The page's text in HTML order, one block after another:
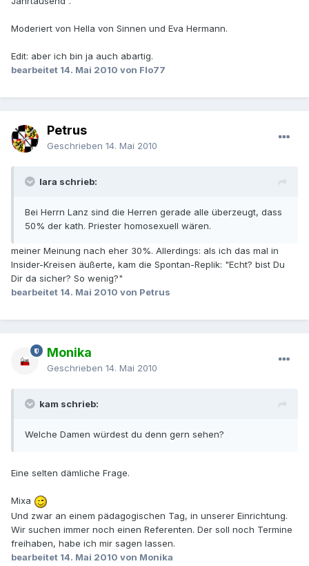
Moderiert von Hella von Sinnen und Eva Hermann.
Edit: aber ich bin ja auch abartig.
bearbeitet 14. Mai 2010 von Flo77
Petrus
Geschrieben 14. Mai 2010
lara schrieb:
Bei Herrn Lanz sind die Herren gerade alle überzeugt, dass
50% der kath. Priester homosexuell wären.
meiner Meinung nach eher 30%. Allerdings: als ich das mal in
Insider-Kreisen äußerte, kam die Spontan-Replik: "Echt? bist Du
Dir da sicher? So wenig?"
bearbeitet 14. Mai 2010 von Petrus
Monika
Geschrieben 14. Mai 2010
kam schrieb:
Welche Damen würdest du denn gern sehen?
Eine selten dämliche Frage.
Mixa
Und zwar an einem pädagogischen Tag, in unserer Einrichtung.
Wir suchen immer noch einen Referenten. Der soll noch Termine
freihaben, habe ich mir sagen lassen.
bearbeitet 14. Mai 2010 von Monika